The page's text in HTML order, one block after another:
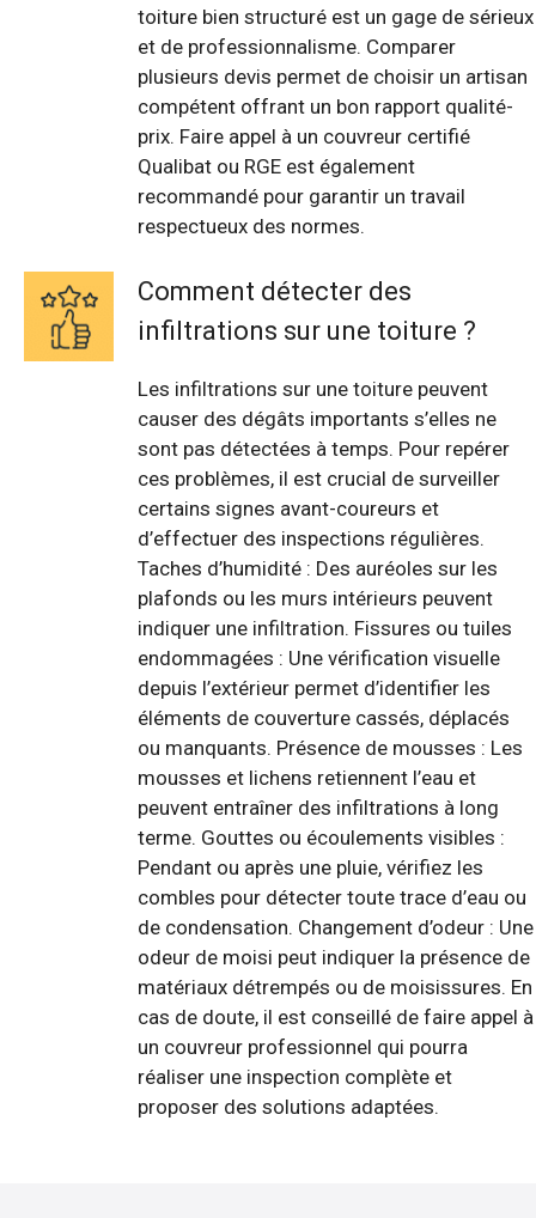
toiture bien structuré est un gage de sérieux
et de professionnalisme. Comparer
plusieurs devis permet de choisir un artisan
compétent offrant un bon rapport qualité-
prix. Faire appel à un couvreur certifié
Qualibat ou RGE est également
recommandé pour garantir un travail
respectueux des normes.
Comment détecter des
infiltrations sur une toiture ?
Les infiltrations sur une toiture peuvent
causer des dégâts importants s’elles ne
sont pas détectées à temps. Pour repérer
ces problèmes, il est crucial de surveiller
certains signes avant-coureurs et
d’effectuer des inspections régulières.
Taches d’humidité : Des auréoles sur les
plafonds ou les murs intérieurs peuvent
indiquer une infiltration. Fissures ou tuiles
endommagées : Une vérification visuelle
depuis l’extérieur permet d’identifier les
éléments de couverture cassés, déplacés
ou manquants. Présence de mousses : Les
mousses et lichens retiennent l’eau et
peuvent entraîner des infiltrations à long
terme. Gouttes ou écoulements visibles :
Pendant ou après une pluie, vérifiez les
combles pour détecter toute trace d’eau ou
de condensation. Changement d’odeur : Une
odeur de moisi peut indiquer la présence de
matériaux détrempés ou de moisissures. En
cas de doute, il est conseillé de faire appel à
un couvreur professionnel qui pourra
réaliser une inspection complète et
proposer des solutions adaptées.